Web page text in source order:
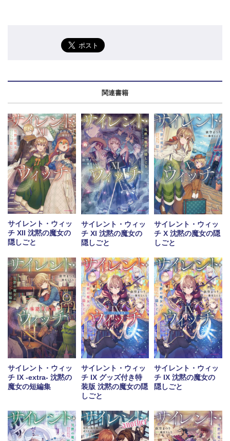
関連書籍
サイレント・ウィッ
チ XII 沈黙の魔女の
隠しごと
サイレント・ウィッ
チ XI 沈黙の魔女の
隠しごと
サイレント・ウィッ
チ X 沈黙の魔女の隠
しごと
サイレント・ウィッ
チ IX -extra- 沈黙の
魔女の短編集
サイレント・ウィッ
チ IX グッズ付き特
装版 沈黙の魔女の隠
しごと
サイレント・ウィッ
チ IX 沈黙の魔女の
隠しごと